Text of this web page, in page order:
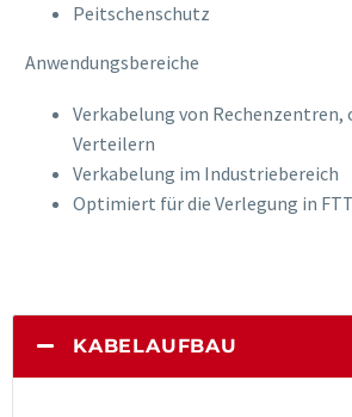
Peitschenschutz
Anwendungsbereiche
Verkabelung von Rechenzentren,
Verteilern
Verkabelung im Industriebereich
Optimiert für die Verlegung in
KABELAUFBAU